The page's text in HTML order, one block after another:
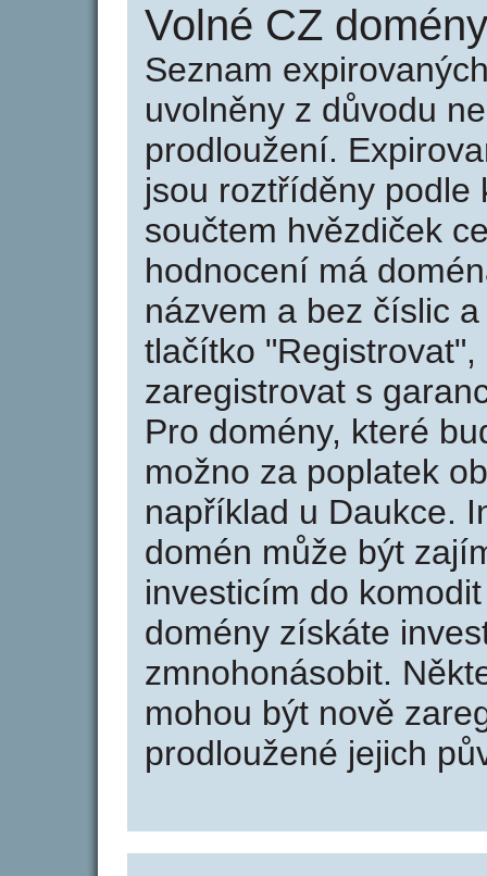
Volné CZ
Seznam
uvolněny z důvodu
prodloužení.
jsou roztříděny podle
součtem hvězdiček
hodnocení má
názvem a bez číslic
tlačítko
zaregistrovat s
Pro domény, které
možno za poplatek
například u Daukce.
domén může být
investicím do
domény získáte
zmnohonásobit.
mohou být nově
prodloužené jejich